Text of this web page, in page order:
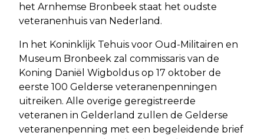
het Arnhemse Bronbeek staat het oudste
veteranenhuis van Nederland.
In het Koninklijk Tehuis voor Oud-Militairen en
Museum Bronbeek zal commissaris van de
Koning Daniël Wigboldus op 17 oktober de
eerste 100 Gelderse veteranenpenningen
uitreiken. Alle overige geregistreerde
veteranen in Gelderland zullen de Gelderse
veteranenpenning met een begeleidende brief